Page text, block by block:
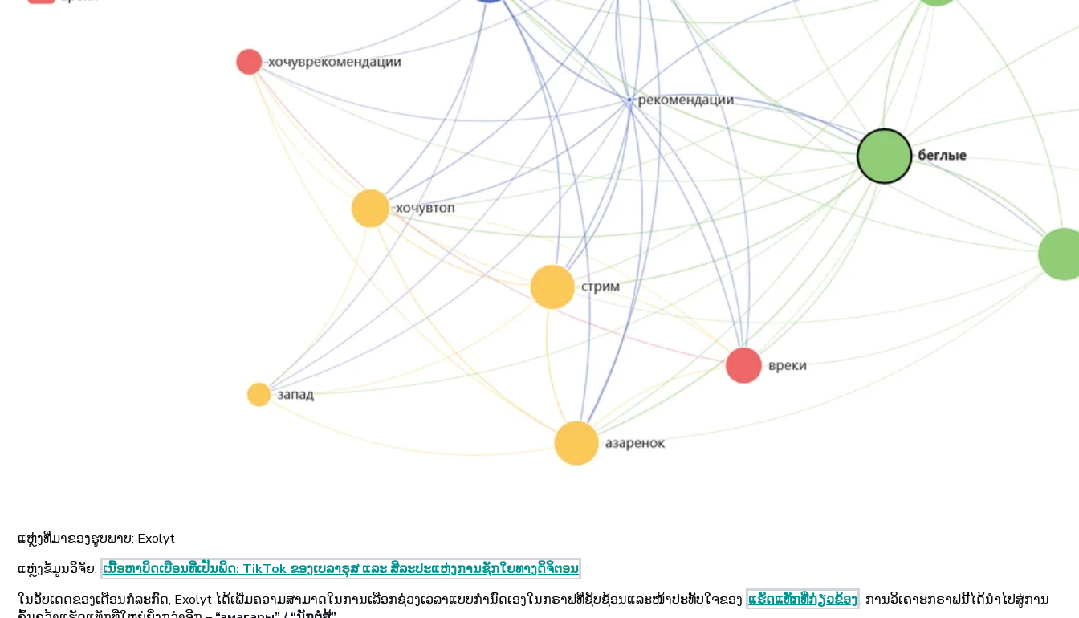
ແຫຼ່ງທີ່ມາຂອງຮູບພາບ: Exolyt
ແຫຼ່ງຂໍ້ມູນວິຈັຍ: ເນື້ອຫາບິດເບືອນທີ່ເປັນພິດ: TikTok ຂອງເບລາຣຸສ ແລະ ສິລະປະແຫ່ງການຊັກໃຍທາງດິຈິຕອນ
ໃນອັບເດດຂອງເດືອນກໍລະກົດ, Exolyt ໄດ້ເພີ່ມຄວາມສາມາດໃນການເລືອກຊ່ວງເວລາແບບກຳນົດເອງໃນກຣາຟທີ່ຊັບຊ້ອນແລະໜ້າປະທັບໃຈຂອງ ແຮັດແທັກທີ່ກ່ຽວຂ້ອງ. ການວິເຄາະກຣາຟນີ້ໄດ້ນຳໄປສູ່ການ